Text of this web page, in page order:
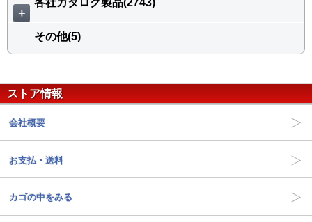
＋
各社カタログ製品(2743)
その他(5)
ストア情報
会社概要
お支払・送料
カゴの中をみる